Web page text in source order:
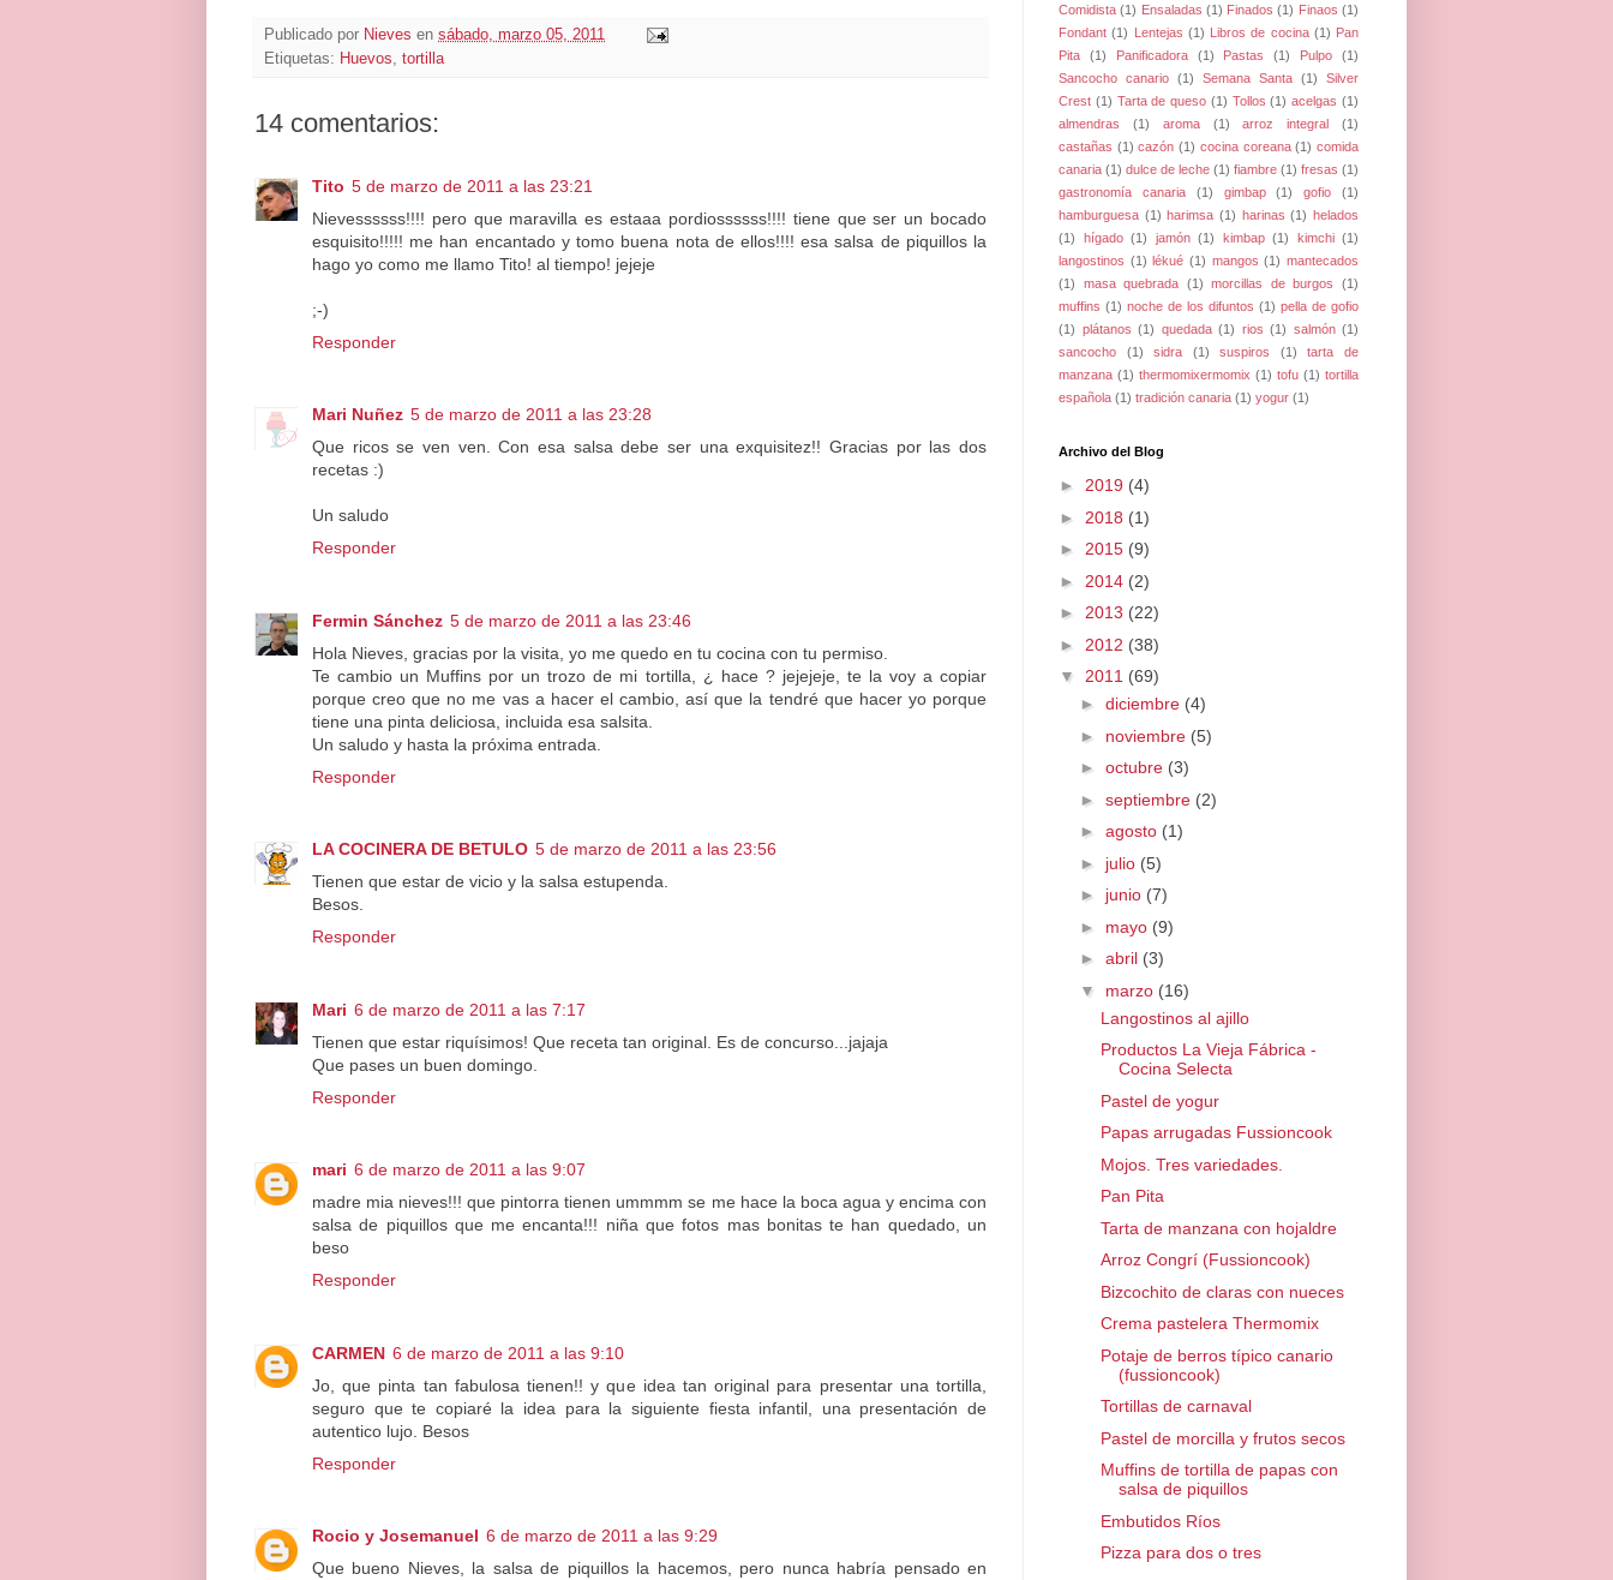
Publicado por Nieves en sábado, marzo 05, 2011
Etiquetas: Huevos tortilla
14 comentarios:
Tito 5 de marzo de 2011 a las 23:21
Nievessssss!!!! pero que maravilla es estaaa pordiossssss!!!! tiene que ser un bocado
esquisito!!!!! me han encantado y tomo buena nota de ellos!!!! esa salsa de piquillos la
hago yo como me llamo Tito! al tiempo! jejeje
;-)
Responder
Mari Nuñez 5 de marzo de 2011 a las 23:28
Que ricos se ven ven. Con esa salsa debe ser una exquisitez!! Gracias por las dos
recetas :)
Un saludo
Responder
Fermin Sánchez 5 de marzo de 2011 a las 23:46
Hola Nieves, gracias por la visita, yo me quedo en tu cocina con tu permiso.
Te cambio un Muffins por un trozo de mi tortilla, ¿ hace ? jejejeje, te la voy a copiar
porque creo que no me vas a hacer el cambio, así que la tendré que hacer yo porque
tiene una pinta deliciosa, incluida esa salsita.
Un saludo y hasta la próxima entrada.
Responder
LA COCINERA DE BETULO 5 de marzo de 2011 a las 23:56
Tienen que estar de vicio y la salsa estupenda.
Besos.
Responder
Mari 6 de marzo de 2011 a las 7:17
Tienen que estar riquísimos! Que receta tan original. Es de concurso...jajaja
Que pases un buen domingo.
Responder
mari 6 de marzo de 2011 a las 9:07
madre mia nieves!!! que pintorra tienen ummmm se me hace la boca agua y encima con
salsa de piquillos que me encanta!!! niña que fotos mas bonitas te han quedado, un
beso
Responder
CARMEN 6 de marzo de 2011 a las 9:10
Jo, que pinta tan fabulosa tienen!! y que idea tan original para presentar una tortilla,
seguro que te copiaré la idea para la siguiente fiesta infantil, una presentación de
autentico lujo. Besos
Responder
Rocio y Josemanuel 6 de marzo de 2011 a las 9:29
Que bueno Nieves, la salsa de piquillos la hacemos, pero nunca habría pensado en
Comidista (1) Ensaladas (1) Finados (1) Finaos (1)
Fondant (1) Lentejas (1) Libros de cocina (1) Pan
Pita
(1) Panificadora (1) Pastas (1) Pulpo
(1)
Sancocho canario (1) Semana Santa (1)
Silver
Crest (1) Tarta de queso (1) Tollos (1) acelgas (1)
almendras
(1) aroma (1) arroz integral
(1)
castañas (1) cazón (1) cocina coreana (1) comida
canaria (1) dulce de leche (1) fiambre (1) fresas (1)
gastronomía canaria
(1) gimbap (1) gofio
(1)
hamburguesa (1) harimsa (1) harinas (1) helados
(1)
hígado (1) jamón (1) kimbap (1) kimchi (1)
langostinos (1) lékué (1) mangos (1) mantecados
(1)
masa quebrada (1) morcillas de burgos
(1)
muffins (1) noche de los difuntos (1) pella de gofio
(1) plátanos (1) quedada (1) rios (1) salmón (1)
sancocho
(1) sidra (1) suspiros (1)
tarta de
manzana (1) thermomixermomix (1) tofu (1) tortilla
española (1) tradición canaria (1) yogur (1)
Archivo del Blog
► 2019 (4)
► 2018 (1)
► 2015 (9)
► 2014 (2)
► 2013 (22)
► 2012 (38)
▼ 2011 (69)
► diciembre (4)
► noviembre (5)
► octubre (3)
► septiembre (2)
► agosto (1)
► julio (5)
► junio (7)
► mayo (9)
► abril (3)
▼ marzo (16)
Langostinos al ajillo
Productos La Vieja Fábrica -
Cocina Selecta
Pastel de yogur
Papas arrugadas Fussioncook
Mojos. Tres variedades.
Pan Pita
Tarta de manzana con hojaldre
Arroz Congrí (Fussioncook)
Bizcochito de claras con nueces
Crema pastelera Thermomix
Potaje de berros típico canario
(fussioncook)
Tortillas de carnaval
Pastel de morcilla y frutos secos
Muffins de tortilla de papas con
salsa de piquillos
Embutidos Ríos
Pizza para dos o tres